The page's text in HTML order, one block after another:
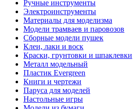
Ручные инструменты
Электроинструменты
Материалы для моделизма
Модели трамваев и паровозов
Сборные модели пушек
Клеи, лаки и воск
Краски, грунтовки и шпаклевки
Металл модельный
Пластик Evergreen
Книги и чертежи
Паруса для моделей
Настольные игры